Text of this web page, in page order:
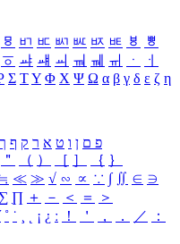
ㅱ ㅲ ㅳ ㅴ ㅵ ㅶ ㅷ ㅸ
ㅹ
ㆆ ㆇ ㆈ ㆉ ㆊ ㆋ ㆌ ㆍ
ㆎ
Σ ΤΥ Φ Χ Ψ Ω α β γ δ ε ζ η
פ ם ן ו ט א ר ק ף ך
＂ （ ） ［ ］ ｛ ｝
≪ ≫ √ ∽ ∝ ∵ ∫ ∬ ∈ ∋
∑ ∏ ＋ － ＜ ＝
＞
˚ ˙ ¸ ¡ ¿ ː ！ ＇ ， ． ／
：